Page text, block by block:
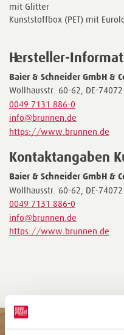
mit Glitter
Kunststoffbox (PET) mit
Hersteller-
Baier & Schneider GmbH &
Wollhausstr. 60-62, DE-
0049 7131 886-0
info@brunnen.de
https://www.brunnen.de
Kontaktangaben
Baier & Schneider GmbH &
Wollhausstr. 60-62, DE-
0049 7131 886-0
info@brunnen.de
https://www.brunnen.de